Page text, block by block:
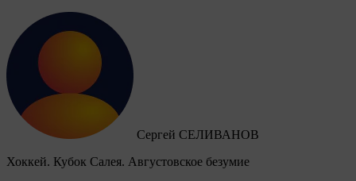
Сергей СЕЛИВАНОВ
Хоккей. Кубок Салея. Августовское безумие